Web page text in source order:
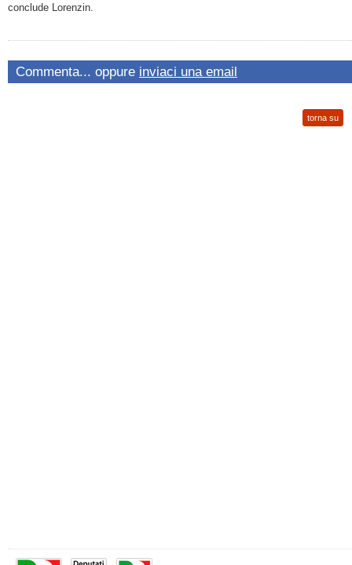
conclude Lorenzin
Commenta... oppure inviaci una email
torna su